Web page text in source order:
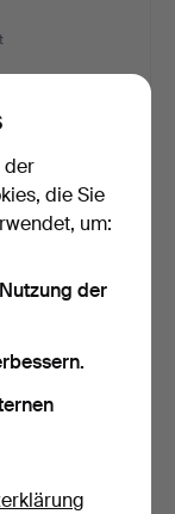
der
die Sie
um:
der